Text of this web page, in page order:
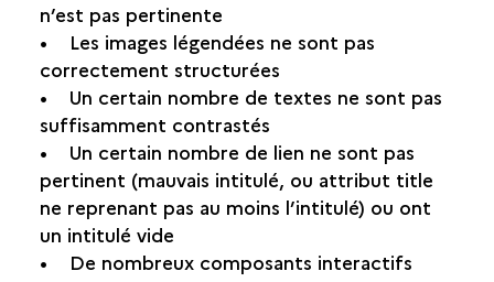
n’est pas pertinente
• Les images légendées ne sont pas
correctement structurées
• Un certain nombre de textes ne sont pas
suffisamment contrastés
• Un certain nombre de lien ne sont pas
pertinent (mauvais intitulé, ou attribut title
ne reprenant pas au moins l’intitulé) ou ont
un intitulé vide
• De nombreux composants interactifs